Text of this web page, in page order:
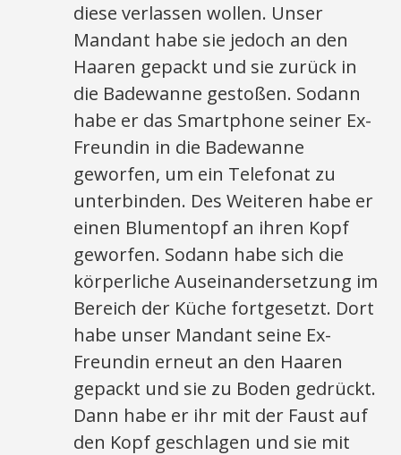
diese verlassen wollen. Unser
Mandant habe sie jedoch an den
Haaren gepackt und sie zurück in
die Badewanne gestoßen. Sodann
habe er das Smartphone seiner Ex-
Freundin in die Badewanne
geworfen, um ein Telefonat zu
unterbinden. Des Weiteren habe er
einen Blumentopf an ihren Kopf
geworfen. Sodann habe sich die
körperliche Auseinandersetzung im
Bereich der Küche fortgesetzt. Dort
habe unser Mandant seine Ex-
Freundin erneut an den Haaren
gepackt und sie zu Boden gedrückt.
Dann habe er ihr mit der Faust auf
den Kopf geschlagen und sie mit